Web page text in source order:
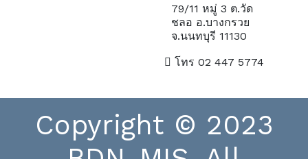
79/11 หมู่ 3 ต.วัด
ชลอ อ.บางกรวย
จ.นนทบุรี 11130
โทร 02 447 5774
Copyright © 2023